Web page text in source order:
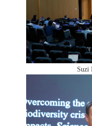
Suzi